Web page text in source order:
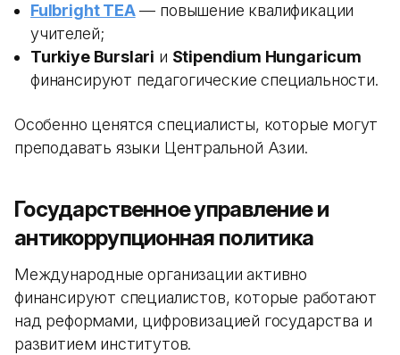
Fulbright TEA— повышение квалификации
учителей;
Turkiye Burslari и Stipendium Hungaricum
финансируют педагогические специальности.
Особенно ценятся специалисты, которые могут
преподавать языки Центральной Азии.
Государственное управление и
антикоррупционная политика
Международные организации активно
финансируют специалистов, которые работают
над реформами, цифровизацией государства и
развитием институтов.